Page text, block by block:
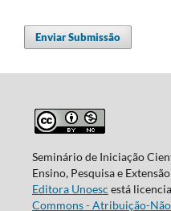
Enviar Submissão
Seminário de Iniciação
Ensino, Pesquisa e
Editora Unoesc está
Commons - Atribuição-